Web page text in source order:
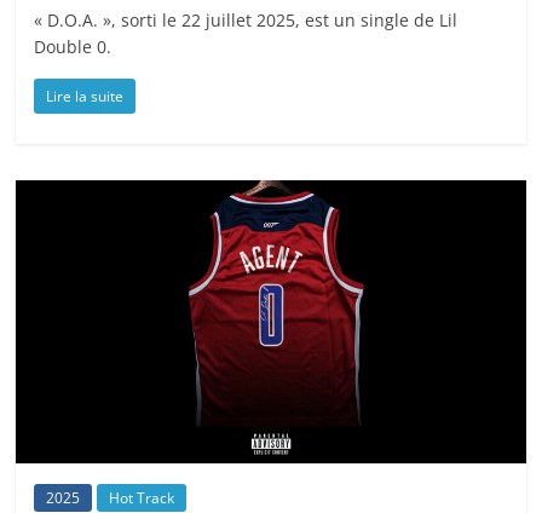
« D.O.A. », sorti le 22 juillet 2025, est un single de Lil
Double 0.
Lire la suite
2025 Hot Track